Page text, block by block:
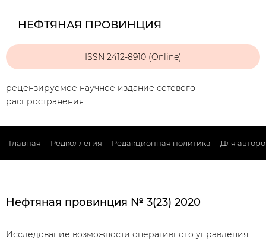
НЕФТЯНАЯ ПРОВИНЦИЯ
ISSN 2412-8910 (Online)
рецензируемое научное издание сетевого
распространения
Главная Редколлегия Редакционная политика Для
Нефтяная провинция № 3(23) 2020
Исследование возможности оперативного управления